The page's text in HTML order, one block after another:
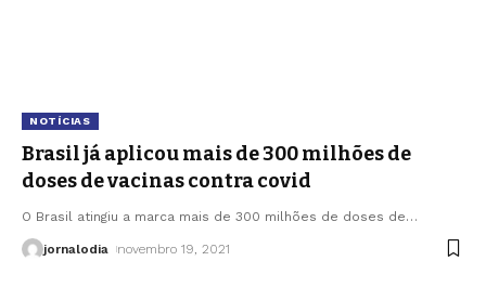
NOTÍCIAS
Brasil já aplicou mais de 300 milhões de
doses de vacinas contra covid
O Brasil atingiu a marca mais de 300 milhões de doses de…
jornalodia novembro 19, 2021